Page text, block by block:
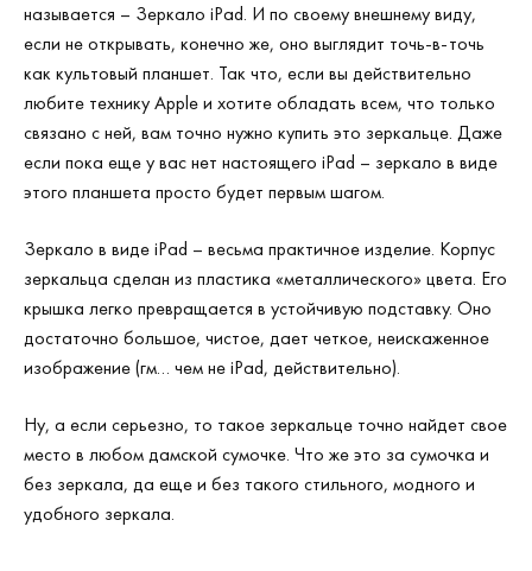
называется – Зеркало iPad. И по своему внешнему виду,
если не открывать, конечно же, оно выглядит точь-в-точь
как культовый планшет. Так что, если вы действительно
любите техникуAppleи хотите обладать всем, что только
связано с ней, вам точно нужно купить это зеркальце. Даже
если пока еще у вас нет настоящего iPad – зеркало в виде
этого планшета просто будет первым шагом.
Зеркало в виде iPad – весьма практичное изделие. Корпус
зеркальца сделан из пластика «металлического» цвета. Его
крышка легко превращается в устойчивую подставку. Оно
достаточно большое, чистое, дает четкое, неискаженное
изображение (гм… чем не iPad, действительно).
Ну, а если серьезно, то такое зеркальце точно найдет свое
место в любом дамской сумочке. Что же это за сумочка и
без зеркала, да еще и без такого стильного, модного и
удобного зеркала.